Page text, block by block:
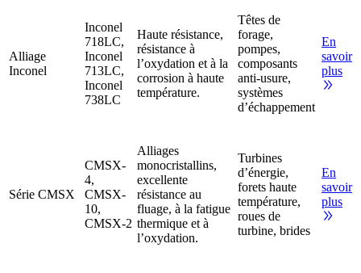
Alliage
Inconel
Inconel
718LC,
Inconel
713LC,
Inconel
738LC
Haute résistance,
résistance à
l’oxydation et à la
corrosion à haute
température.
Têtes de
forage,
pompes,
composants
anti-usure,
systèmes
d’échappement
En
savoir
plus
Série CMSX
CMSX-
4,
CMSX-
10,
CMSX-2
Alliages
monocristallins,
excellente
résistance au
fluage, à la fatigue
thermique et à
l’oxydation.
Turbines
d’énergie,
forets haute
température,
roues de
turbine, brides
En
savoir
plus